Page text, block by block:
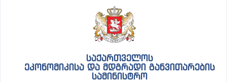
საქართველოს
ეკონომიკისა და მდგრადი განვითარების
სამინისტრო